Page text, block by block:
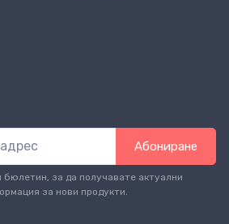
Абониране
за да получавате актуални
за нови продукти.